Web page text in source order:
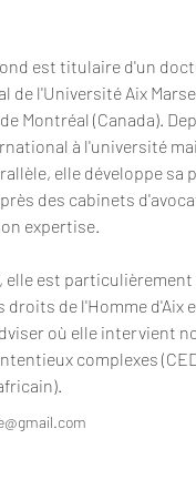
est titulaire d'un
de l'Université Aix
Montréal (Canada).
à l'université
elle développe sa
des cabinets
expertise.
elle est particulièrement
droits de l'Homme d'Aix
où elle intervient
complexes